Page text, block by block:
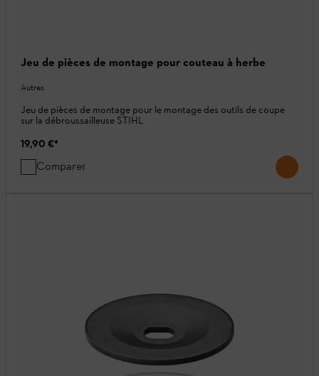
Jeu de pièces de montage pour couteau à herbe
Autres
Jeu de pièces de montage pour le montage des outils de coupe
sur la débroussailleuse STIHL
19,90 €*
Comparer